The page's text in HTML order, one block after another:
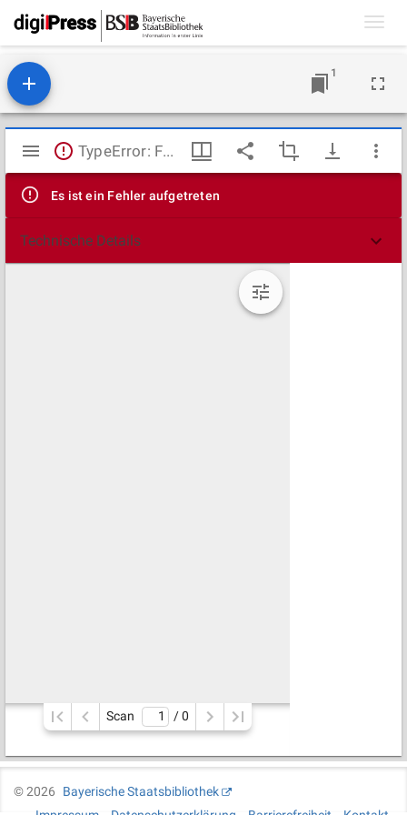
1
Mirador
Viewer
TypeError: Failed to fetch
Es ist ein Fehler aufgetreten
Technische Details
Scan / 0
©2026
Bayerische Staatsbibliothek